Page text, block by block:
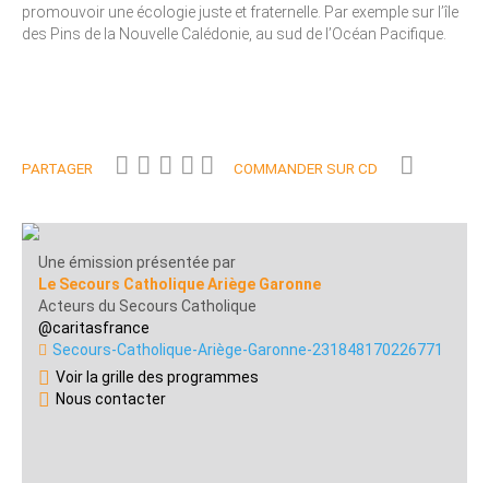
promouvoir une écologie juste et fraternelle. Par exemple sur l’île
des Pins de la Nouvelle Calédonie, au sud de l’Océan Pacifique.
PARTAGER COMMANDER SUR CD
Une émission présentée par
Le Secours Catholique Ariège Garonne
Acteurs du Secours Catholique
@caritasfrance
Secours-Catholique-Ariège-Garonne-231848170226771
Voir la grille des programmes
Nous contacter